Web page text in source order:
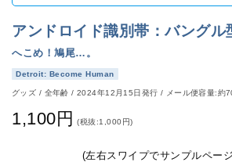
アンドロイド識別帯：バング
へこめ！鳩尾…。
Detroit: Become Human
グッズ / 全年齢/2024年12月15日発行 / メール便容量:約
1,100円 (税抜:1,000円)
(左右スワイプでサンプルペー